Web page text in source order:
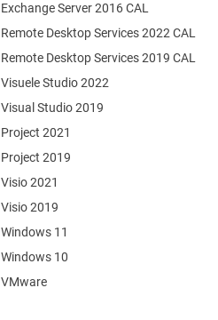
Remote Desktop Services 2022 CAL
Remote Desktop Services 2019 CAL
Exchange Server 2016 CAL
Visuele Studio 2022
Visual Studio 2019
Project 2021
Project 2019
Visio 2021
Visio 2019
Windows 11
Windows 10
VMware